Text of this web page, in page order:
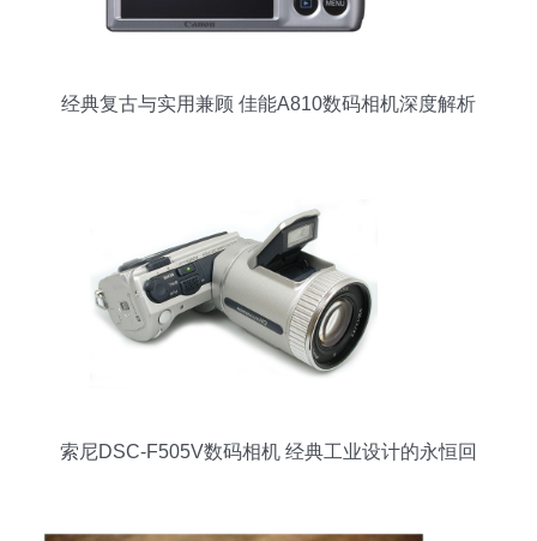
经典复古与实用兼顾 佳能A810数码相机深度解析
索尼DSC-F505V数码相机 经典工业设计的永恒回